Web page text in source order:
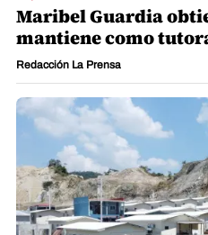
Maribel Guardia
mantiene como
Redacción La Prensa